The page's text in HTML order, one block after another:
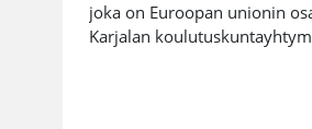
joka on Euroopan unionin
Karjalan